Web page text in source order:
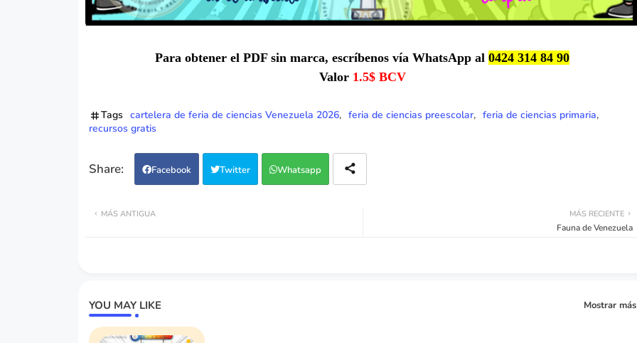
Para obtener el PDF sin marca, escríbenos vía WhatsApp al 0424 314 84 90
Valor 1.5$ BCV
Tags cartelera de feria de ciencias Venezuela 2026 feria de ciencias preescolar
feria de ciencias primaria
recursos gratis
Facebook Twitter Whatsapp
MÁS RECIENTE
Fauna de Venezuela
MÁS ANTIGUA
YOU MAY LIKE Mostrar más